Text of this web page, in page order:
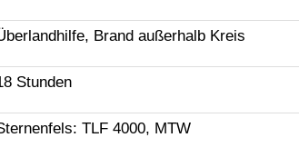
Brand außerhalb Kreis
Stunden
TLF 4000, MTW